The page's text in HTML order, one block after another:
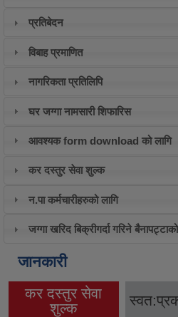
प्रतिबेदन
विबाह प्रमाणित
नागरिकता प्रतिलिपि
घर जग्गा नामसारी शिफारिस
आवश्यक form download को लागि
कर दस्तुर सेवा शुल्क
न.पा कर्मचारीहरुको लागि
जग्गा खरिद बिक्रीगर्दा गरिने
जानकारी
कर दस्तुर सेवा
शुल्क
(active tab)